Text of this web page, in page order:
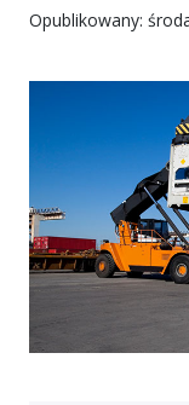
Opublikowany: